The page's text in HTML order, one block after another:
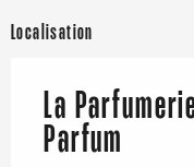
Localisation
La
Parfum